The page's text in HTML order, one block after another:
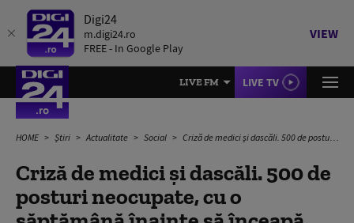
Digi24
m.digi24.ro
FREE - In Google Play
VIEW
LIVE FM LIVE TV
HOME Știri Actualitate Social Criză de medici și dascăli. 500 de posturi neocupate, cu o săptămână înainte să înceapă școala
Criză de medici și dascăli. 500 de
posturi neocupate, cu o